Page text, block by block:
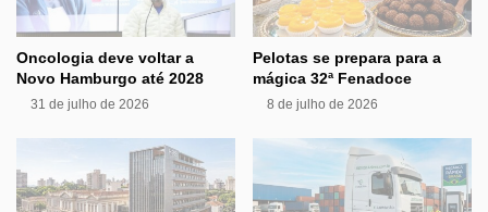
Oncologia deve voltar a
Novo Hamburgo até 2028
31 de julho de 2026
Pelotas se prepara para a
mágica 32ª Fenadoce
8 de julho de 2026